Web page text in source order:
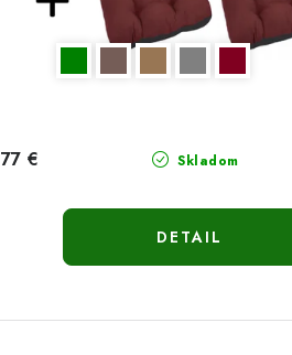
Skladom
77 €
DETAIL